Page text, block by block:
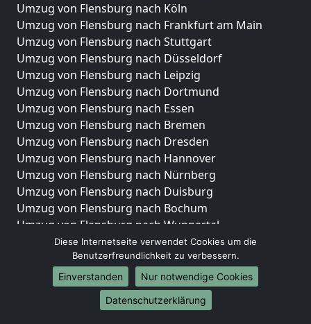
Umzug von Flensburg nach Köln
Umzug von Flensburg nach Frankfurt am Main
Umzug von Flensburg nach Stuttgart
Umzug von Flensburg nach Düsseldorf
Umzug von Flensburg nach Leipzig
Umzug von Flensburg nach Dortmund
Umzug von Flensburg nach Essen
Umzug von Flensburg nach Bremen
Umzug von Flensburg nach Dresden
Umzug von Flensburg nach Hannover
Umzug von Flensburg nach Nürnberg
Umzug von Flensburg nach Duisburg
Umzug von Flensburg nach Bochum
Umzug von Flensburg nach Wuppertal
Umzug von Flensburg nach Bielefeld
Umzug von Flensburg nach Bonn
Umzug von Flensburg nach Münster
Internationale-Umzüge
Diese Internetseite verwendet Cookies um die
Benutzerfreundlichkeit zu verbessern.
Einverstanden
Nur notwendige Cookies
Datenschutzerklärung